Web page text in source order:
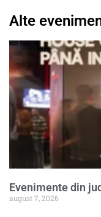
Alte
Evenimente din
august 7, 2026